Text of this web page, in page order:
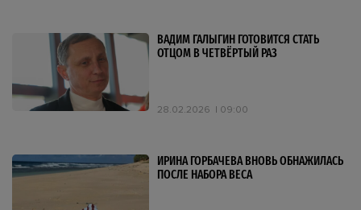
ВАДИМ ГАЛЫГИН ГОТОВИТСЯ СТАТЬ
ОТЦОМ В ЧЕТВЁРТЫЙ РАЗ
28.02.2026 09:00
ИРИНА ГОРБАЧЕВА ВНОВЬ ОБНАЖИЛАСЬ
ПОСЛЕ НАБОРА ВЕСА